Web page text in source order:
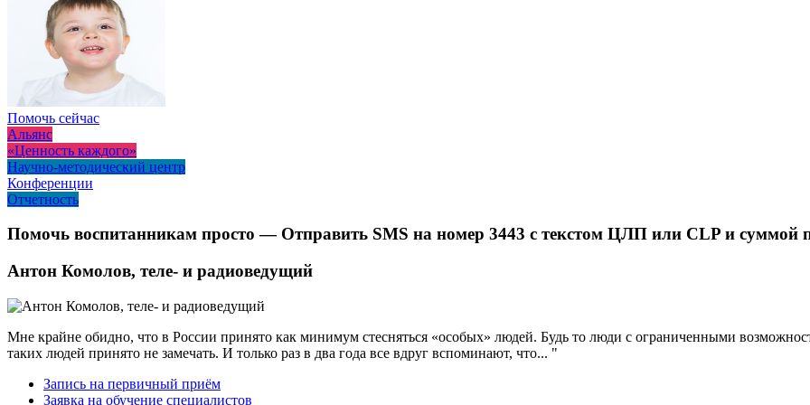
Помочь сейчас
Альянс
«Ценность каждого»
Научно-методический центр
Конференции
Отчетность
Помочь воспитанникам просто — Отправить SMS на номер 3443 с текстом ЦЛП или CLP и суммой
Антон Комолов, теле- и радиоведущий
Мне крайне обидно, что в России принято как минимум стесняться «особых» людей. Будь то люди с ограниченными
таких людей принято не замечать. И только раз в два года все вдруг вспоминают, что... "
Запись на первичный приём
Заявка на обучение специалистов